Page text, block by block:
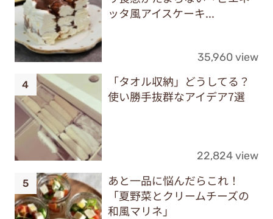
ッタ風アイスケーキ...
35,960 view
「タオル収納」どうしてる？
使い勝手抜群なアイデア7選
22,824 view
あと一品に悩んだらこれ！
「夏野菜とクリームチーズの
和風マリネ」